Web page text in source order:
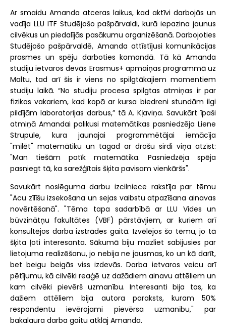
Ar smaidu Amanda atceras laikus, kad aktīvi darbojās un
vadīja LLU ITF Studējošo pašpārvaldi, kurā iepazina jaunus
cilvēkus un piedalījās pasākumu organizēšanā. Darbojoties
Studējošo pašpārvaldē, Amanda attīstījusi komunikācijas
prasmes un spēju darboties komandā. Tā kā Amanda
studiju ietvaros devās Erasmus+ apmaiņas programmā uz
Maltu, tad arī šis ir viens no spilgtākajiem momentiem
studiju laikā. “No studiju procesa spilgtas atmiņas ir par
fizikas vakariem, kad kopā ar kursa biedreni stundām ilgi
pildījām laboratorijas darbus,” tā A. Kļaviņa. Savukārt īpaši
atmiņā Amandai palikusi matemātikas pasniedzēja Liene
Strupule, kura jaunajai programmētājai iemācīja
"mīlēt" matemātiku un tagad ar drošu sirdi viņa atzīst:
"Man tiešām patīk matemātika. Pasniedzēja spēja
pasniegt tā, ka sarežģītais šķita pavisam vienkāršs".
Savukārt noslēguma darbu izcilniece rakstīja par tēmu
"Acu zīlīšu izsekošana un sejas vaibstu atpazīšana ainavas
novērtēšanā". "Tēma tapa sadarbībā ar LLU Vides un
būvzinātņu fakultātes (VBF) pārstāvjiem, ar kuriem arī
konsultējos darba izstrādes gaitā. Izvēlējos šo tēmu, jo tā
šķita ļoti interesanta. Sākumā biju mazliet sabijusies par
lietojuma realizēšanu, jo nebija ne jausmas, ko un kā darīt,
bet beigu beigās viss izdevās. Darba ietvaros veicu arī
pētījumu, kā cilvēki reaģē uz dažādiem ainavu attēliem un
kam cilvēki pievērš uzmanību. Interesanti bija tas, ka
dažiem attēliem bija autora paraksts, kuram 50%
respondentu ievērojami pievērsa uzmanību," par
bakalaura darba gaitu atklāj Amanda.